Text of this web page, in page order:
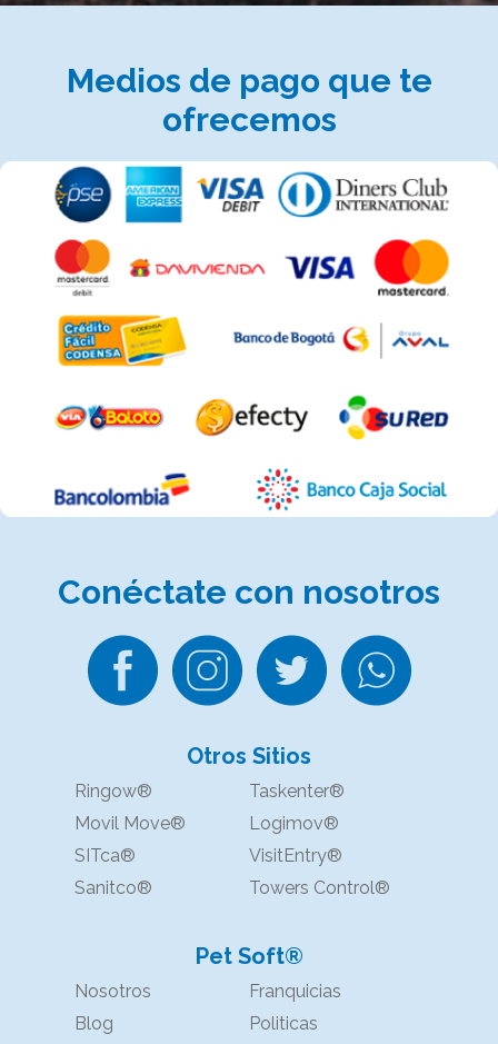
Medios de pago que te
ofrecemos
Conéctate con nosotros
Otros Sitios
Ringow®
Taskenter®
Movil Move®
Logimov®
SITca®
VisitEntry®
Sanitco®
Towers Control®
Pet Soft®
Nosotros
Franquicias
Blog
Politicas